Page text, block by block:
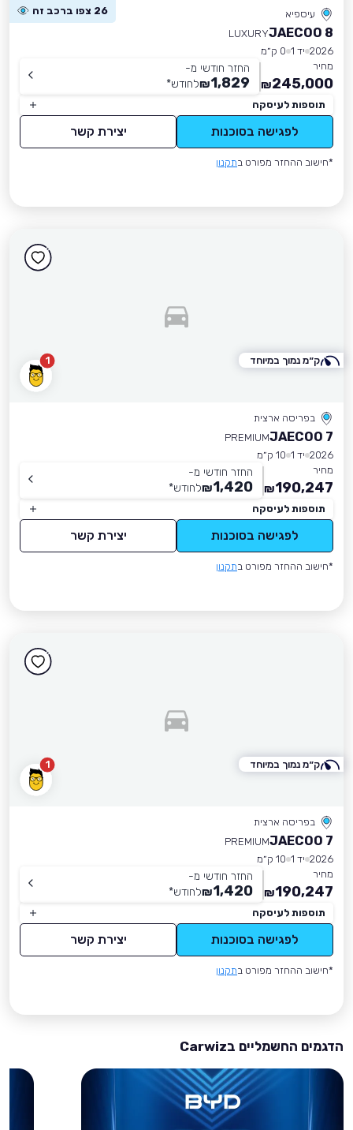
עיספיא 26 צפו ברכב זה
JAECOO 8
LUXURY
2026 יד 1
0 ק״מ
מחיר
245,000
₪
החזר חודשי מ-
1,829
₪לחודש*
תוספות לעיסקה
לפגישה בסוכנות יצירת קשר
*חישוב ההחזר מפורט בתקנון
1
בפריסה ארצית
JAECOO 7
PREMIUM
2026 יד 1
10 ק״מ
מחיר
190,247
₪
החזר חודשי מ-
1,420
₪לחודש*
תוספות לעיסקה
לפגישה בסוכנות יצירת קשר
*חישוב ההחזר מפורט בתקנון
ק״מ נמוך במיוחד
1
בפריסה ארצית
JAECOO 7
PREMIUM
2026 יד 1
10 ק״מ
מחיר
190,247
₪
החזר חודשי מ-
1,420
₪לחודש*
תוספות לעיסקה
לפגישה בסוכנות יצירת קשר
*חישוב ההחזר מפורט בתקנון
ק״מ נמוך במיוחד
הדגמים החשמליים בCarwiz